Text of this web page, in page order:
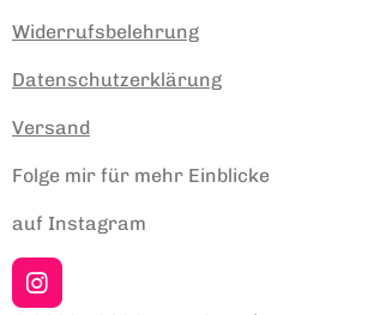
Widerrufsbelehrung
Datenschutzerklärung
Versand
Folge mir für mehr Einblicke
auf Instagram
I